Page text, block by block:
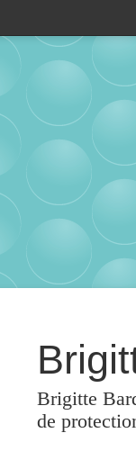
Brigitte
de